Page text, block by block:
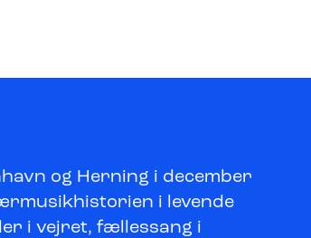
og Herning i december
i levende
i vejret, fællessang i